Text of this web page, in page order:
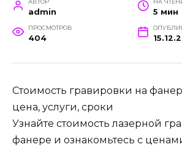
АВТОР
admin
НА
5 мин
ПРОСМОТРОВ
404
Стоимость гравировки на
цена, услуги, сроки
Узнайте стоимость лазерной
фанере и ознакомьтесь с